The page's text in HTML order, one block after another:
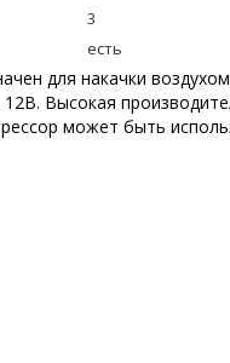
3
есть
для накачки
Высокая
может быть